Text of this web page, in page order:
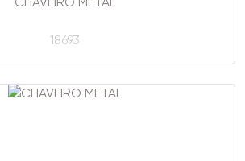
CHAVEIRO METAL
18693